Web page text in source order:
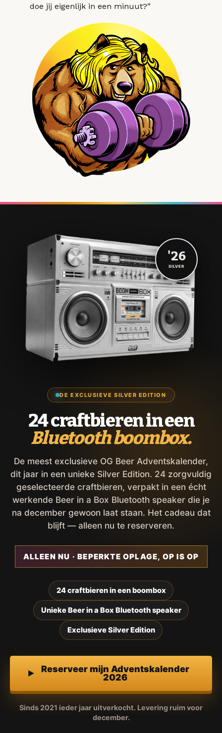
doe jij eigenlijk in een minuut?”
DE EXCLUSIEVE SILVER EDITION
24 craftbieren in een
Bluetooth boombox.
De meest exclusieve OG Beer Adventskalender,
dit jaar in een unieke Silver Edition. 24 zorgvuldig
geselecteerde craftbieren, verpakt in een écht
werkende Beer in a Box Bluetooth speaker die je
na december gewoon laat staan. Het cadeau dat
blijft — alleen nu te reserveren.
ALLEEN NU · BEPERKTE OPLAGE, OP IS OP
24 craftbieren in een boombox
Unieke Beer in a Box Bluetooth speaker
Exclusieve Silver Edition
Reserveer mijn Adventskalender
2026
Sinds 2021 ieder jaar uitverkocht. Levering ruim voor
december.
'26
SILVER